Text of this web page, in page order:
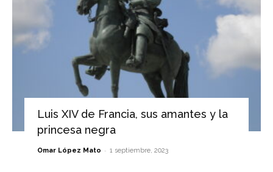
Luis XIV de Francia, sus amantes y la
princesa negra
Omar López Mato - 1 septiembre, 2023